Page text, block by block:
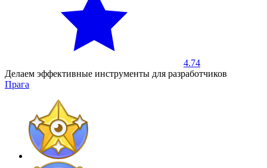
4.74
Делаем эффективные инструменты для разработчиков
Прага